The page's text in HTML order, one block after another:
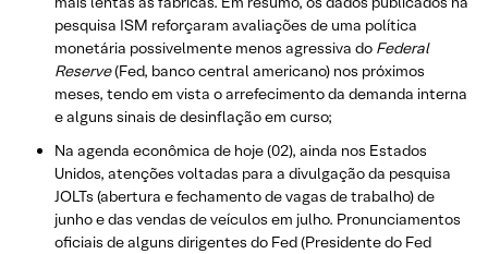
pesquisa ISM reforçaram avaliações de uma política
monetária possivelmente menos agressiva do Federal
Reserve(Fed, banco central americano) nos próximos
meses, tendo em vista o arrefecimento da demanda interna
e alguns sinais de desinflação em curso;
Na agenda econômica de hoje (02), ainda nos Estados
Unidos, atenções voltadas para a divulgação da pesquisa
JOLTs (abertura e fechamento de vagas de trabalho) de
junho e das vendas de veículos em julho. Pronunciamentos
oficiais de alguns dirigentes do Fed (Presidente do Fed